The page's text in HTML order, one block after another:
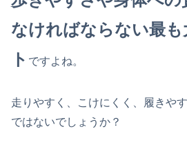
なければならない最
ト ですよね。
走りやすく、こけにくく、履きや
ではないでしょうか？